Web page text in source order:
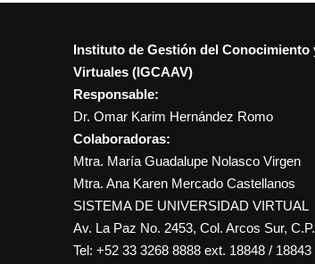
Instituto de Gestión del Conocimiento
Virtuales (IGCAAV)
Responsable:
Dr. Omar Karim Hernández Romo
Colaboradoras:
Mtra. María Guadalupe Nolasco Virgen
Mtra. Ana Karen Mercado Castellanos
SISTEMA DE UNIVERSIDAD VIRTUAL
Av. La Paz No. 2453, Col. Arcos Sur,
Tel: +52 33 3268 8888‏ ext. 18848